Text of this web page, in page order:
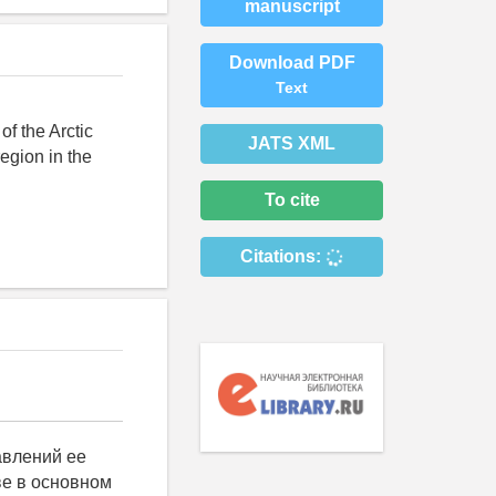
the Arctic
in the
конечных потребителей от основных источников материального обеспечения (баз, складов); суровый и неустойчивый климат с продолжительной зимой, длительными периодами полярного дня и полярной ночи; недостаточность обжитой территории, ограниченность местных материальных и людских ресурсов; недостаток топлива; сложность ориентирования и оборудования инженерных сооружений; частые магнитных бури и ряд других условий. К примеру, в продуктах питания, большой удельный вес занимают консервированные продукты: мясные и рыбные консервы, сушеные овощи и картофель, сухие молочные продукты (молоко, сметана, творог, простокваша), продукты сублимационной сушки, быстроразвариваюшиеся крупы, овощные смеси, быстрозамороженные овощи, витаминизированные продукты (мука, кулинарный жир, соль). Ассортимент продуктов, используемых на питание в районах Заполярья и Арктики, определяется условиями завоза из центральных областей страны в навигационный период, продолжительность которого составляет 3-4 месяца. К концу навигации создаются запасы продовольствия на год и более. Климатические условия Крайнего Севера, включающего Заполярье и Арктику, неодинаковы, однако для все
manuscript
Download PDF
Text
JATS XML
To cite
Citations: